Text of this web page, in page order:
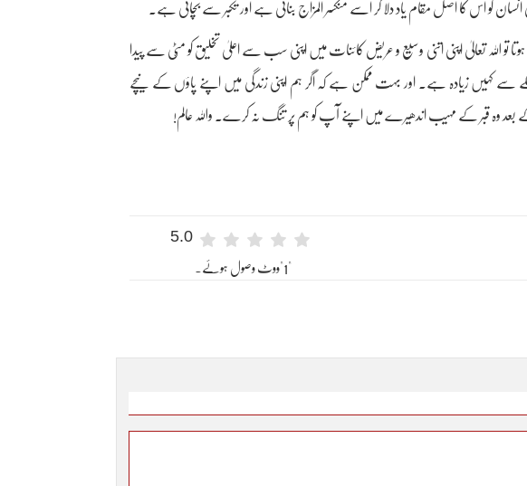
انسان کو اس کا اصل مقام یاد دلا کر اسے منکسر المزاج بناتی ہے اور تکبر سے بچاتی ہے۔
تو اللہ تعالیٰ اپنی اتنی وسیع و عریض کائنات میں اپنی سب سے اعلیٰ تخلیق کو مٹّی سے پیدا
سے کہیں زیادہ ہے۔ اور بہت ممکن ہے کہ اگر ہم اپنی زندگی میں اپنے پاؤں کے نیچے
بعد وہ قبر کے مہیب اندھیرے میں اپنے آپ کو ہم پر تنگ نہ کرے۔ واللہ عالم!
5.0
"1"ووٹ وصول ہوئے۔